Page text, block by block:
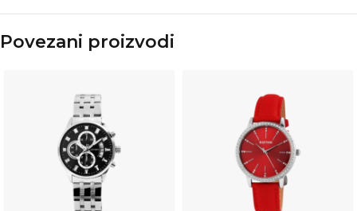
Povezani proizvodi